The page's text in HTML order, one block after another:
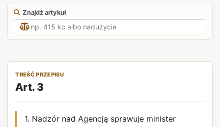
Znajdź artykuł
TREŚĆ PRZEPISU
Art. 3
1. Nadzór nad Agencją sprawuje minister